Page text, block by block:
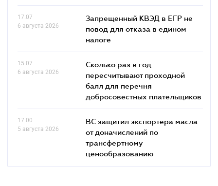
17.07
6 августа 2026
Запрещенный КВЭД в ЕГР не
повод для отказа в едином
налоге
15.07
6 августа 2026
Сколько раз в год
пересчитывают проходной
балл для перечня
добросовестных плательщиков
17.00
5 августа 2026
ВС защитил экспортера масла
от доначислений по
трансфертному
ценообразованию